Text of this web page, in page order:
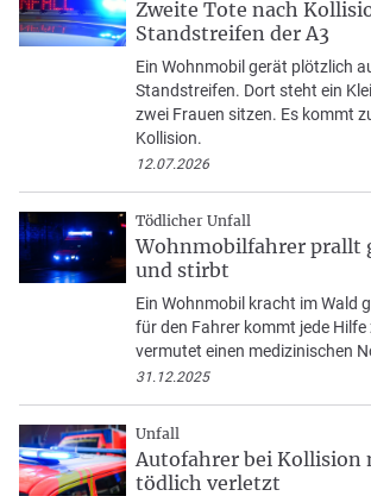
Zweite Tote nach
Standstreifen der A3
Ein Wohnmobil gerät plötzlich
Standstreifen. Dort steht ein
zwei Frauen sitzen. Es kommt
Kollision.
12.07.2026
Tödlicher Unfall
Wohnmobilfahrer prallt
und stirbt
Ein Wohnmobil kracht im Wald
für den Fahrer kommt jede Hilfe
vermutet einen medizinischen
31.12.2025
Unfall
Autofahrer bei Kollision
tödlich verletzt